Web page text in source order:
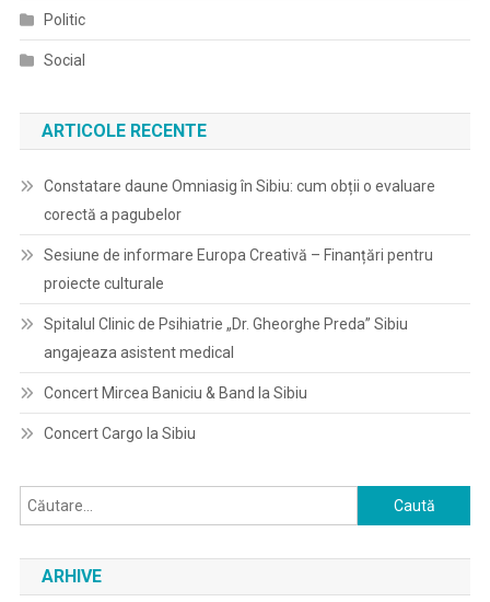
Politic
Social
ARTICOLE RECENTE
Constatare daune Omniasig în Sibiu: cum obții o evaluare
corectă a pagubelor
Sesiune de informare Europa Creativă – Finanțări pentru
proiecte culturale
Spitalul Clinic de Psihiatrie „Dr. Gheorghe Preda” Sibiu
angajeaza asistent medical
Concert Mircea Baniciu & Band la Sibiu
Concert Cargo la Sibiu
Caută
după:
ARHIVE